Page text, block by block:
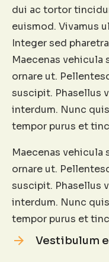
dui ac tortor
euismod. Vivamus
Integer sed
Maecenas vehicula
ornare ut.
suscipit. Phasellus
interdum. Nunc
tempor purus et
Maecenas vehicula
ornare ut.
suscipit. Phasellus
interdum. Nunc
tempor purus et
Vestibulum